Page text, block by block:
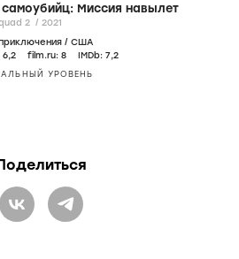
Миссия навылет
Suicide Squad 2 / 2021
/ США
6,2 film.ru: 8 IMDb: 7,2
УРОВЕНЬ